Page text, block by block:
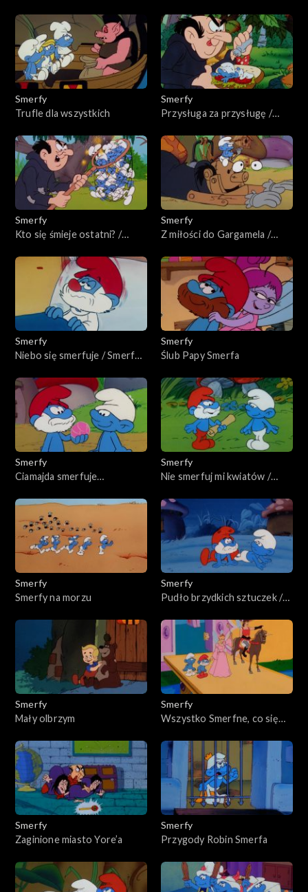
Smerfy
Trufle dla wszystkich
Smerfy
Przysługa za przysługę /
Smerfy
Kto się śmieje ostatni? /
Smerfy
Z miłości do Gargamela /
Smerfy
Niebo się smerfuje / Smerf
Smerfy
Ślub Papy Smerfa
Smerfy
Ciamajda smerfuje
wysmerfować sny
Smerfy
Nie smerfuj mi kwiatów /
Smerfy
Smerfy na morzu
Smerfy
Pudło brzydkich sztuczek /
Smerfy
Mały olbrzym
Smerfy
Wszystko Smerfne, co się
Smerfy
Zaginione miasto Yore’a
Smerfy
Przygody Robin Smerfa